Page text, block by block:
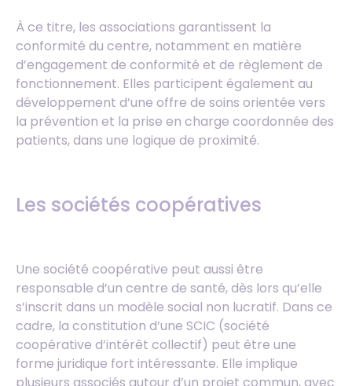
À ce titre, les associations garantissent la
conformité du centre, notamment en matière
d’engagement de conformité et de règlement de
fonctionnement. Elles participent également au
développement d’une offre de soins orientée vers
la prévention et la prise en charge coordonnée des
patients, dans une logique de proximité.
Les sociétés coopératives
Une société coopérative peut aussi être
responsable d’un centre de santé, dès lors qu’elle
s’inscrit dans un modèle social non lucratif. Dans ce
cadre, la constitution d’une SCIC (société
coopérative d’intérêt collectif) peut être une
forme juridique fort intéressante. Elle implique